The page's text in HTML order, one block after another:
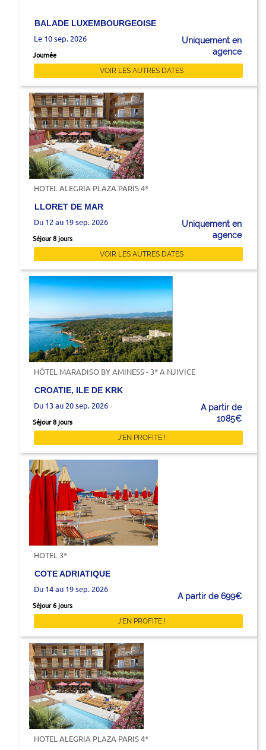
BALADE LUXEMBOURGEOISE
Le 10 sep. 2026
Journée
Uniquement en
agence
VOIR LES AUTRES DATES
HOTEL ALEGRIA PLAZA PARIS 4*
LLORET DE MAR
Du 12 au 19 sep. 2026
Séjour 8 jours
Uniquement en
agence
VOIR LES AUTRES DATES
HÔTEL MARADISO BY AMINESS - 3* A NJIVICE
CROATIE, ILE DE KRK
Du 13 au 20 sep. 2026
Séjour 8 jours
A partir de
1085€
J'EN PROFITE !
HOTEL 3*
COTE ADRIATIQUE
Du 14 au 19 sep. 2026
Séjour 6 jours
A partir de 699€
J'EN PROFITE !
HOTEL ALEGRIA PLAZA PARIS 4*